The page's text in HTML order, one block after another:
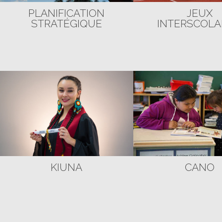
PLANIFICATION
STRATÉGIQUE
JEUX
KIUNA CANO